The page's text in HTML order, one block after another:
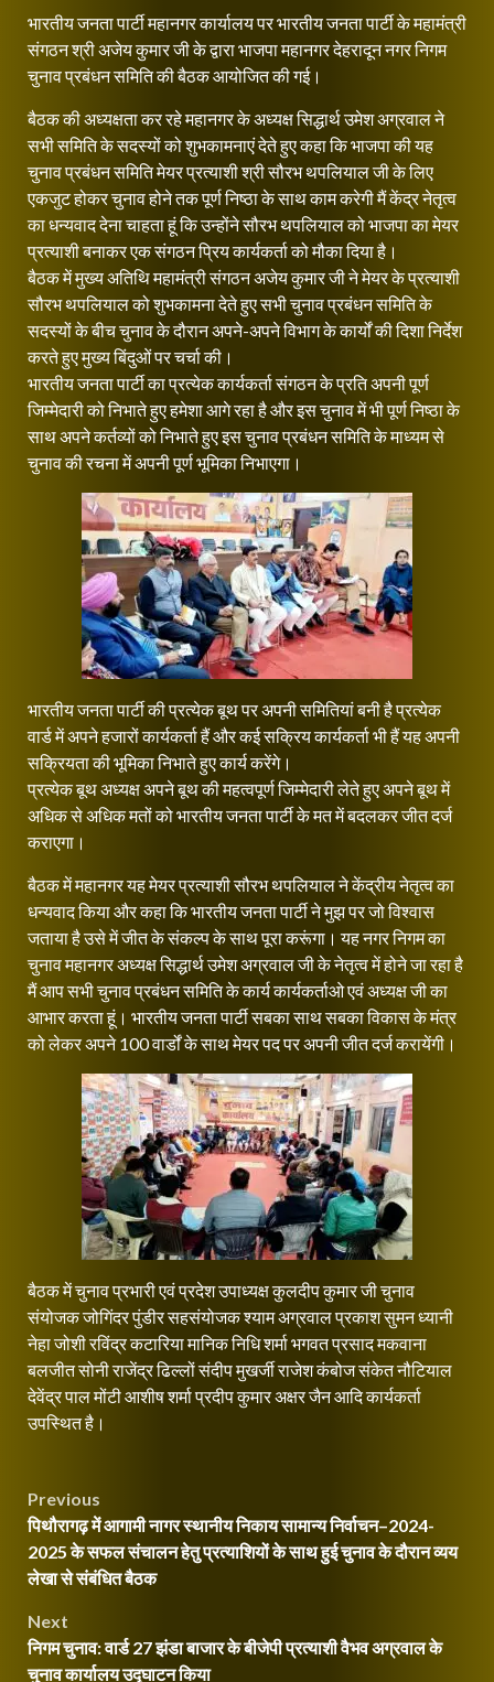
भारतीय जनता पार्टी महानगर कार्यालय पर भारतीय जनता पार्टी के महामंत्री
संगठन श्री अजेय कुमार जी के द्वारा भाजपा महानगर देहरादून नगर निगम
चुनाव प्रबंधन समिति की बैठक आयोजित की गई।
बैठक की अध्यक्षता कर रहे महानगर के अध्यक्ष सिद्धार्थ उमेश अग्रवाल ने
सभी समिति के सदस्यों को शुभकामनाएं देते हुए कहा कि भाजपा की यह
चुनाव प्रबंधन समिति मेयर प्रत्याशी श्री सौरभ थपलियाल जी के लिए
एकजुट होकर चुनाव होने तक पूर्ण निष्ठा के साथ काम करेगी मैं केंद्र नेतृत्व
का धन्यवाद देना चाहता हूं कि उन्होंने सौरभ थपलियाल को भाजपा का मेयर
प्रत्याशी बनाकर एक संगठन प्रिय कार्यकर्ता को मौका दिया है।
बैठक में मुख्य अतिथि महामंत्री संगठन अजेय कुमार जी ने मेयर के प्रत्याशी
सौरभ थपलियाल को शुभकामना देते हुए सभी चुनाव प्रबंधन समिति के
सदस्यों के बीच चुनाव के दौरान अपने-अपने विभाग के कार्यों की दिशा निर्देश
करते हुए मुख्य बिंदुओं पर चर्चा की।
भारतीय जनता पार्टी का प्रत्येक कार्यकर्ता संगठन के प्रति अपनी पूर्ण
जिम्मेदारी को निभाते हुए हमेशा आगे रहा है और इस चुनाव में भी पूर्ण निष्ठा के
साथ अपने कर्तव्यों को निभाते हुए इस चुनाव प्रबंधन समिति के माध्यम से
चुनाव की रचना में अपनी पूर्ण भूमिका निभाएगा।
भारतीय जनता पार्टी की प्रत्येक बूथ पर अपनी समितियां बनी है प्रत्येक
वार्ड में अपने हजारों कार्यकर्ता हैं और कई सक्रिय कार्यकर्ता भी हैं यह अपनी
सक्रियता की भूमिका निभाते हुए कार्य करेंगे।
प्रत्येक बूथ अध्यक्ष अपने बूथ की महत्वपूर्ण जिम्मेदारी लेते हुए अपने बूथ में
अधिक से अधिक मतों को भारतीय जनता पार्टी के मत में बदलकर जीत दर्ज
कराएगा।
बैठक में महानगर यह मेयर प्रत्याशी सौरभ थपलियाल ने केंद्रीय नेतृत्व का
धन्यवाद किया और कहा कि भारतीय जनता पार्टी ने मुझ पर जो विश्वास
जताया है उसे में जीत के संकल्प के साथ पूरा करूंगा। यह नगर निगम का
चुनाव महानगर अध्यक्ष सिद्धार्थ उमेश अग्रवाल जी के नेतृत्व में होने जा रहा है
मैं आप सभी चुनाव प्रबंधन समिति के कार्य कार्यकर्ताओ एवं अध्यक्ष जी का
आभार करता हूं। भारतीय जनता पार्टी सबका साथ सबका विकास के मंत्र
को लेकर अपने 100 वार्डों के साथ मेयर पद पर अपनी जीत दर्ज करायेंगी।
बैठक में चुनाव प्रभारी एवं प्रदेश उपाध्यक्ष कुलदीप कुमार जी चुनाव
संयोजक जोगिंदर पुंडीर सहसंयोजक श्याम अग्रवाल प्रकाश सुमन ध्यानी
नेहा जोशी रविंद्र कटारिया मानिक निधि शर्मा भगवत प्रसाद मकवाना
बलजीत सोनी राजेंद्र ढिल्लों संदीप मुखर्जी राजेश कंबोज संकेत नौटियाल
देवेंद्र पाल मोंटी आशीष शर्मा प्रदीप कुमार अक्षर जैन आदि कार्यकर्ता
उपस्थित है।
Continue
Reading
Post
navigation
Previous
पिथौरागढ़ में आगामी नागर स्थानीय निकाय सामान्य निर्वाचन–2024-
2025 के सफल संचालन हेतु प्रत्याशियों के साथ हुई चुनाव के दौरान व्यय
लेखा से संबंधित बैठक
Next
निगम चुनाव: वार्ड 27 झंडा बाजार के बीजेपी प्रत्याशी वैभव अग्रवाल के
चुनाव कार्यालय उद्घाटन किया